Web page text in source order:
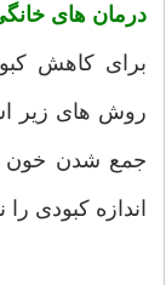
درمان های
برای کاهش
روش های زیر
جمع شدن خون
اندازه کبودی